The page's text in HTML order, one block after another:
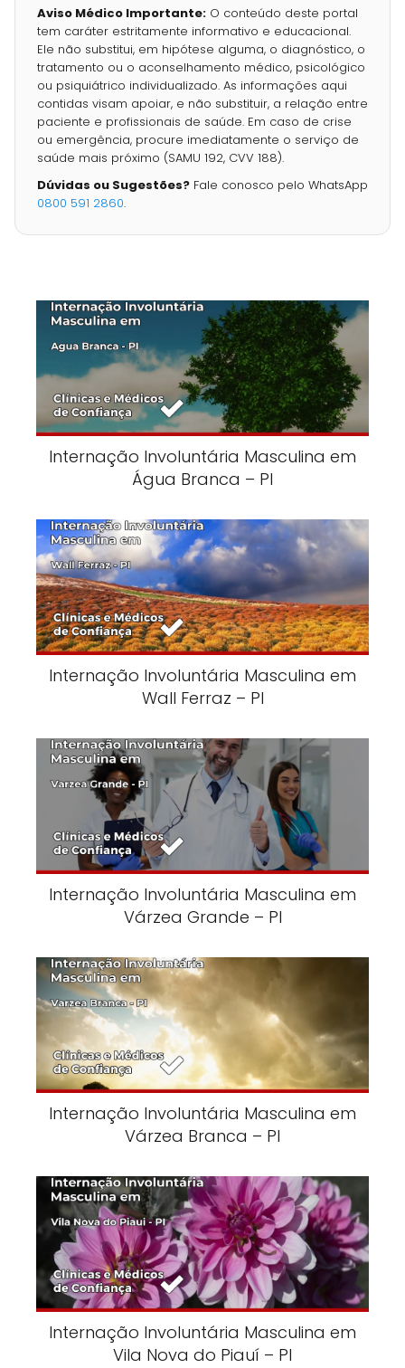
Aviso Médico Importante: O conteúdo deste portal
tem caráter estritamente informativo e educacional.
Ele não substitui, em hipótese alguma, o diagnóstico, o
tratamento ou o aconselhamento médico, psicológico
ou psiquiátrico individualizado. As informações aqui
contidas visam apoiar, e não substituir, a relação entre
paciente e profissionais de saúde. Em caso de crise
ou emergência, procure imediatamente o serviço de
saúde mais próximo (SAMU 192, CVV 188).
Dúvidas ou Sugestões? Fale conosco pelo WhatsApp
0800 591 2860.
Internação Involuntária Masculina em
Água Branca – PI
Internação Involuntária Masculina em
Wall Ferraz – PI
Internação Involuntária Masculina em
Várzea Grande – PI
Internação Involuntária Masculina em
Várzea Branca – PI
Internação Involuntária Masculina em
Vila Nova do Piauí – PI